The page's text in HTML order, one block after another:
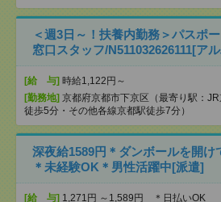
＜週3日～！扶養内勤務＞パスポ
窓口スタッフ/N511032626111[ア
[給 与] 時給1,122円～
[勤務地] 京都府京都市下京区（最寄り駅：JR
徒歩5分・その他各線京都駅徒歩7分）
深夜給1589円＊ダンボールを開け
＊未経験OK＊男性活躍中[派遣]
[給 与] 1,271円 ～1,589円 ＊日払いOK